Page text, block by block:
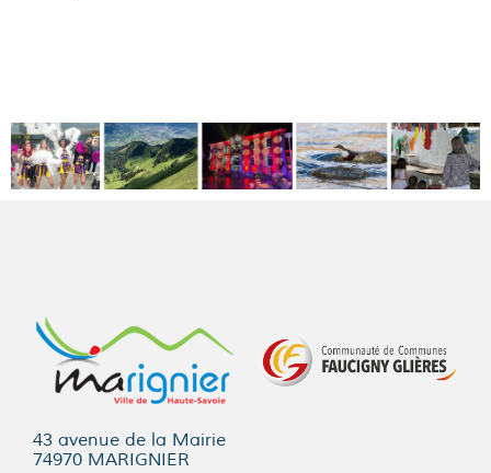
43 avenue de la Mairie
74970 MARIGNIER